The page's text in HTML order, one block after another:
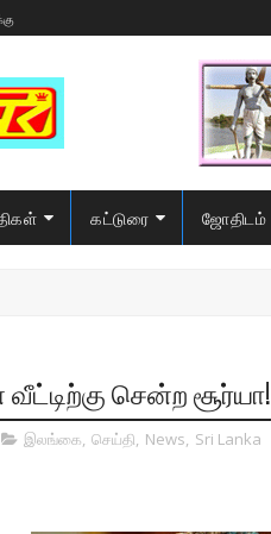
கட்டுரை ஜோதிடம்
வீட்டிற்கு சென்ற சூர்யா!
இலங்கை, செய்தி, News, Sri Lanka